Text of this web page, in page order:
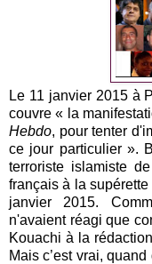
Le 11 janvier 2015 à
couvre « la
Hebdo, pour tenter
ce jour particulier ».
terroriste islamiste
français à la
janvier 2015.
n'avaient réagi que
Kouachi à la
Mais c’est vrai,